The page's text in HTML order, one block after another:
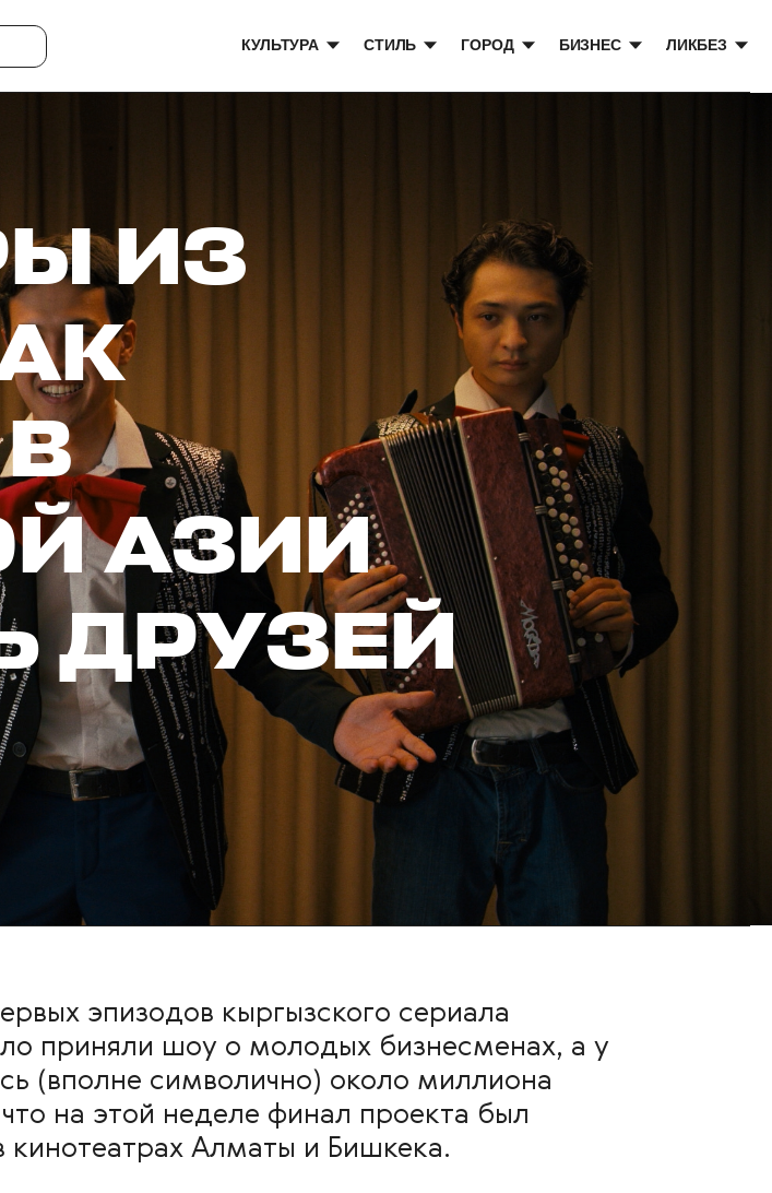
КУЛЬТУРА СТИЛЬ ГОРОД БИЗНЕС ЛИКБЕЗ
ИЗ
АЗИИ
ДРУЗЕЙ
эпизодов кыргызского сериала
приняли шоу о молодых бизнесменах, а у
(вполне символично) около миллиона
на этой неделе финал проекта был
кинотеатрах Алматы и Бишкека.